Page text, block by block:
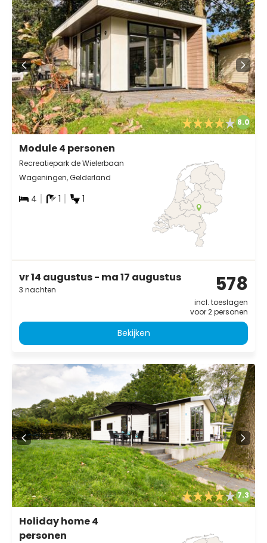
8.0
Module 4 personen
Recreatiepark de Wielerbaan
Wageningen, Gelderland
4 1 1
vr 14 augustus - ma 17 augustus
3 nachten 578
incl. toeslagen
voor 2 personen
Bekijken
7.3
Holiday home 4
personen